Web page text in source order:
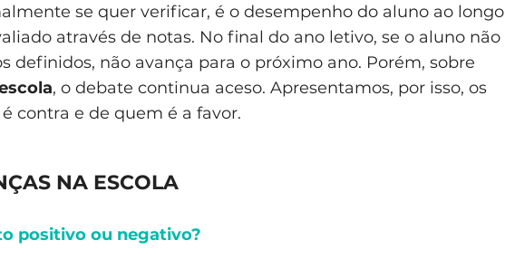
se quer verificar, é o desempenho do aluno ao longo
através de notas. No final do ano letivo, se o aluno não
definidos, não avança para o próximo ano. Porém, sobre
, o debate continua aceso. Apresentamos, por isso, os
contra e de quem é a favor.
NA ESCOLA
positivo ou negativo?